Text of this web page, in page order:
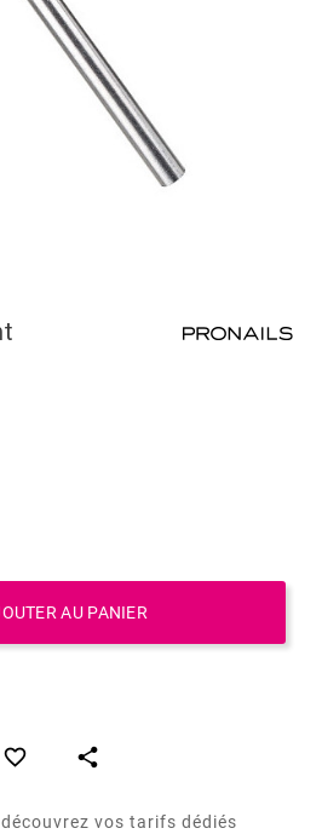
AU PANIER
 
vos tarifs dédiés